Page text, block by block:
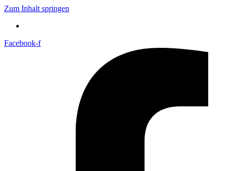
Zum Inhalt springen
Facebook-f